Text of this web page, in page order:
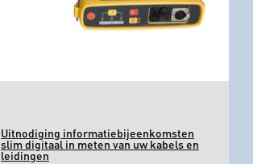
Uitnodiging informatiebijeenkomsten
slim digitaal in meten van uw kabels en
leidingen